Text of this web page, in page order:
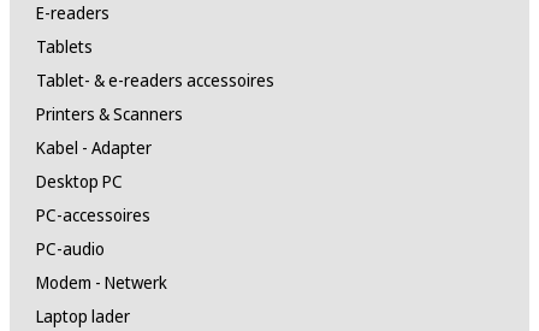
E-readers
Tablets
Tablet- & e-readers accessoires
Printers & Scanners
Kabel - Adapter
Desktop PC
PC-accessoires
PC-audio
Modem - Netwerk
Laptop lader